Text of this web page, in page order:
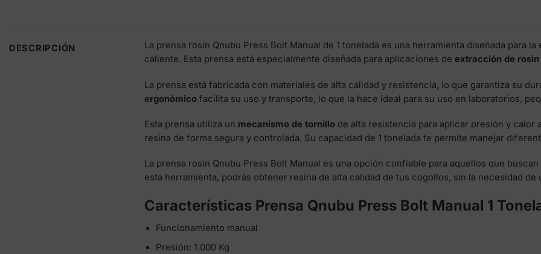
DESCRIPCIÓN
La prensa rosin Qnubu Press Bolt Manual de 1 tonelada es una herramienta diseñada para
caliente. Esta prensa está especialmente diseñada para aplicaciones de extracción de rosin
La prensa está fabricada con materiales de alta calidad y resistencia, lo que garantiza su
ergonómico facilita su uso y transporte, lo que la hace ideal para su uso en laboratorios,
Esta prensa utiliza un mecanismo de tornillo de alta resistencia para aplicar presión y
resina de forma segura y controlada. Su capacidad de 1 tonelada te permite manejar
La prensa rosin Qnubu Press Bolt Manual es una opción confiable para aquellos que buscan
esta herramienta, podrás obtener resina de alta calidad de tus cogollos, sin la necesidad
Características Prensa Qnubu Press Bolt Manual 1
Funcionamiento manual
Presión: 1.000 Kg